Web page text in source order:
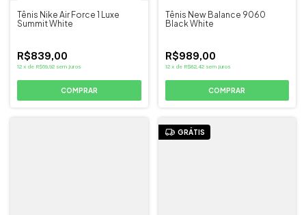
Tênis Nike Air Force 1 Luxe
Summit White
R$839,00
12 x de R$69,92 sem juros
COMPRAR
Tênis New Balance 9060
Black White
R$989,00
12 x de R$82,42 sem juros
COMPRAR
GRÁTIS